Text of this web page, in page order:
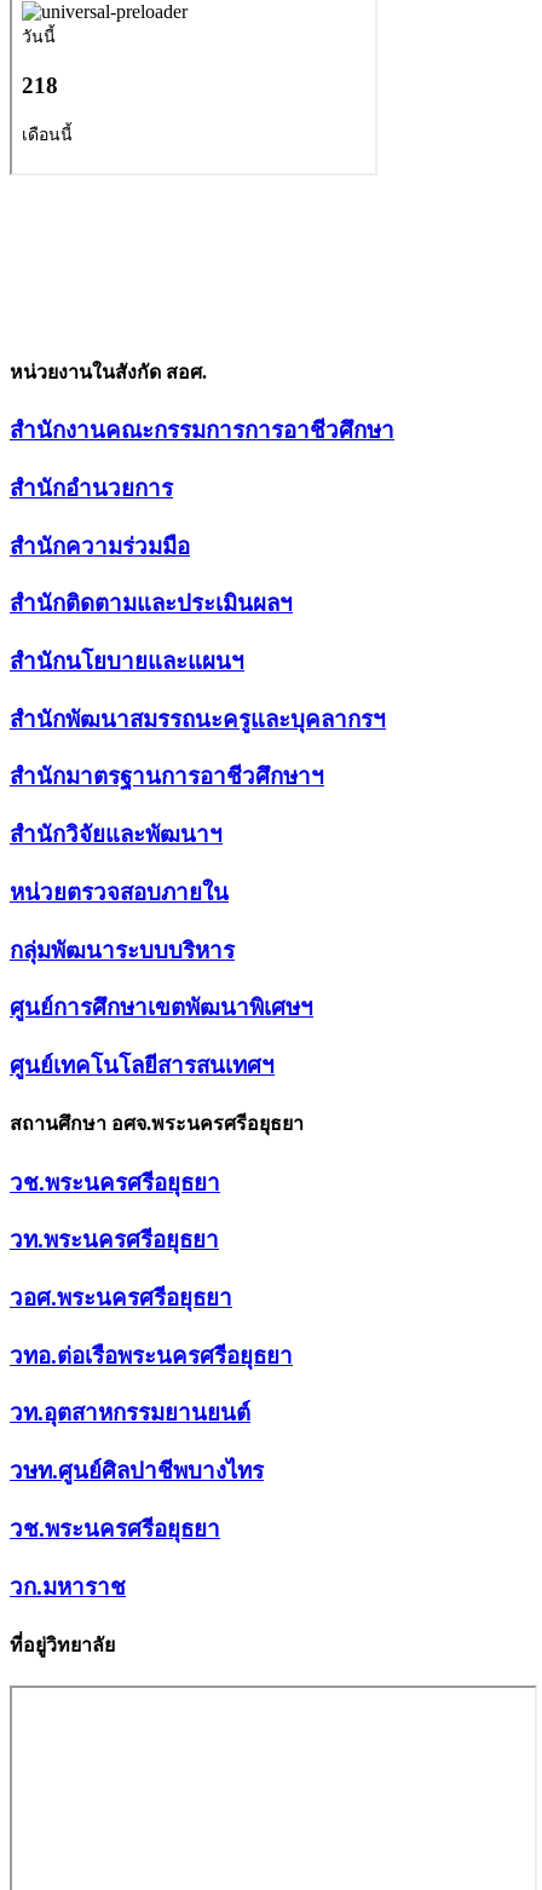
หน่วยงานในสังกัด สอศ.
สำนักงานคณะกรรมการการอาชีวศึกษา
สำนักอำนวยการ
สำนักความร่วมมือ
สำนักติดตามและประเมินผลฯ
สำนักนโยบายและแผนฯ
สำนักพัฒนาสมรรถนะครูและบุคลากรฯ
สำนักมาตรฐานการอาชีวศึกษาฯ
สำนักวิจัยและพัฒนาฯ
หน่วยตรวจสอบภายใน
กลุ่มพัฒนาระบบบริหาร
ศูนย์การศึกษาเขตพัฒนาพิเศษฯ
ศูนย์เทคโนโลยีสารสนเทศฯ
สถานศึกษา อศจ.พระนครศรีอยุธยา
วช.พระนครศรีอยุธยา
วท.พระนครศรีอยุธยา
วอศ.พระนครศรีอยุธยา
วทอ.ต่อเรือพระนครศรีอยุธยา
วท.อุตสาหกรรมยานยนต์
วษท.ศูนย์ศิลปาชีพบางไทร
วช.พระนครศรีอยุธยา
วก.มหาราช
ที่อยู่วิทยาลัย